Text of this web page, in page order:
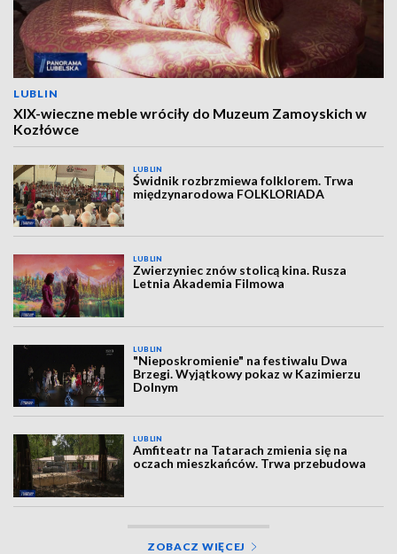
LUBLIN
XIX-wieczne meble wróciły do Muzeum Zamoyskich w
Kozłówce
LUBLIN
Świdnik rozbrzmiewa folklorem. Trwa
międzynarodowa FOLKLORIADA
LUBLIN
Zwierzyniec znów stolicą kina. Rusza
Letnia Akademia Filmowa
LUBLIN
"Nieposkromienie" na festiwalu Dwa
Brzegi. Wyjątkowy pokaz w Kazimierzu
Dolnym
LUBLIN
Amfiteatr na Tatarach zmienia się na
oczach mieszkańców. Trwa przebudowa
ZOBACZ WIĘCEJ